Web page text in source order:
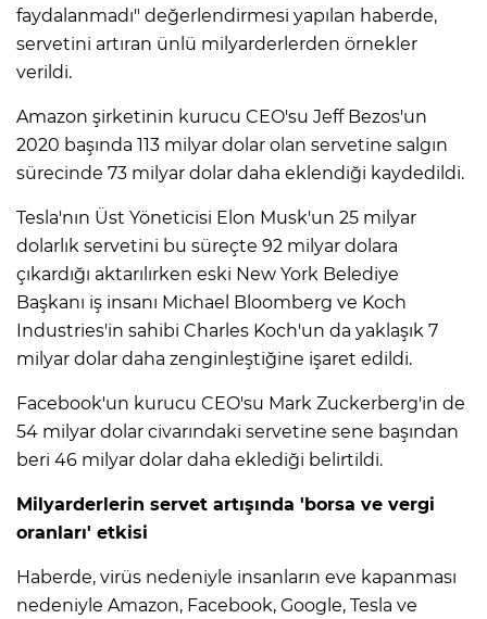
faydalanmadı" değerlendirmesi yapılan haberde,
servetini artıran ünlü milyarderlerden örnekler
verildi.
Amazon şirketinin kurucu CEO'su Jeff Bezos'un
2020 başında 113 milyar dolar olan servetine salgın
sürecinde 73 milyar dolar daha eklendiği kaydedildi.
Tesla'nın Üst Yöneticisi Elon Musk'un 25 milyar
dolarlık servetini bu süreçte 92 milyar dolara
çıkardığı aktarılırken eski New York Belediye
Başkanı iş insanı Michael Bloomberg ve Koch
Industries'in sahibi Charles Koch'un da yaklaşık 7
milyar dolar daha zenginleştiğine işaret edildi.
Facebook'un kurucu CEO'su Mark Zuckerberg'in de
54 milyar dolar civarındaki servetine sene başından
beri 46 milyar dolar daha eklediği belirtildi.
Milyarderlerin servet artışında 'borsa ve vergi
oranları' etkisi
Haberde, virüs nedeniyle insanların eve kapanması
nedeniyle Amazon, Facebook, Google, Tesla ve